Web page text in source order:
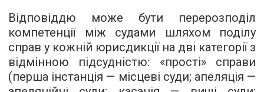
Відповіддю може бути перерозподіл
компетенції між судами шляхом поділу
справ у кожній юрисдикції на дві категорії з
відмінною підсудністю: «прості» справи
(перша інстанція — місцеві суди; апеляція —